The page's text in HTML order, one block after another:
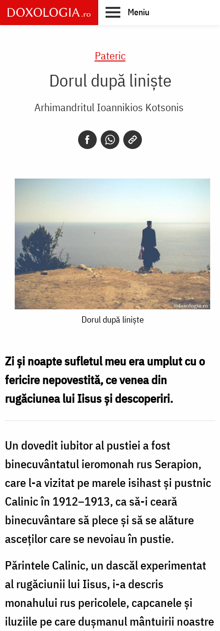
Skip
to
main
Meniu
Pateric
Dorul după liniște
Arhimandritul Ioannikios Kotsonis
Dorul după liniște
Zi şi noapte sufletul meu era umplut cu o
fericire nepovestită, ce venea din
rugăciunea lui Iisus şi descoperiri.
Un dovedit iubitor al pustiei a fost
binecuvântatul ieromonah rus Serapion,
care l-a vizitat pe marele isihast şi pustnic
Calinic în 1912–1913, ca să-i ceară
binecuvântare să plece şi să se alăture
asceţilor care se nevoiau în pustie.
Părintele Calinic, un dascăl experimentat
al rugăciunii lui Iisus, i-a descris
monahului rus pericolele, capcanele şi
iluziile pe care duşmanul mântuirii noastre